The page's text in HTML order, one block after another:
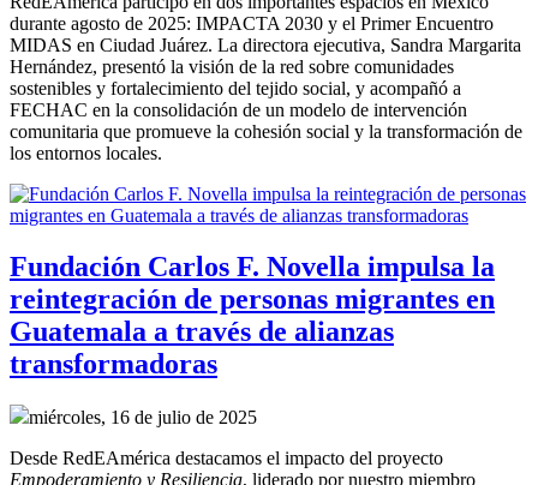
durante agosto de 2025: IMPACTA 2030 y el Primer Encuentro
MIDAS en Ciudad Juárez. La directora ejecutiva, Sandra Margarita
Hernández, presentó la visión de la red sobre comunidades
sostenibles y fortalecimiento del tejido social, y acompañó a
FECHAC en la consolidación de un modelo de intervención
comunitaria que promueve la cohesión social y la transformación de
los entornos locales.
Fundación Carlos F. Novella impulsa la
reintegración de personas migrantes en
Guatemala a través de alianzas
transformadoras
miércoles, 16 de julio de 2025
Desde RedEAmérica destacamos el impacto del proyecto
Empoderamiento y Resiliencia, liderado por nuestro miembro